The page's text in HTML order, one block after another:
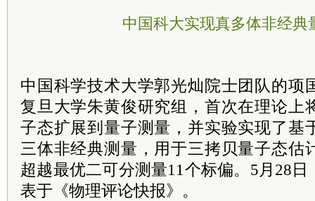
中国科大实现真多体非经典
中国科学技术大学郭光灿院士团队的项
复旦大学朱黄俊研究组，首次在理论上
子态扩展到量子测量，并实验实现了基
三体非经典测量，用于三拷贝量子态估
超越最优二可分测量11个标偏。5月28
表于《物理评论快报》。